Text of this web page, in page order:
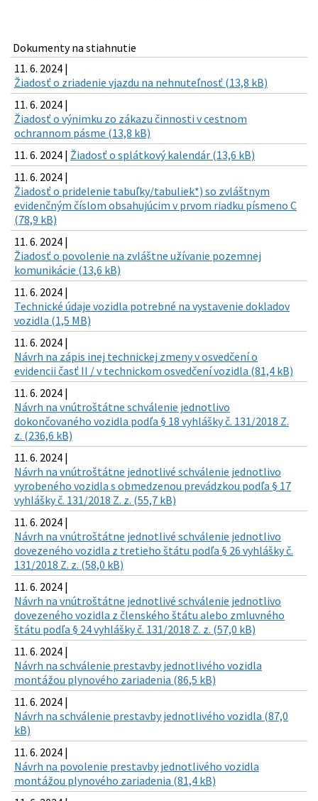
Dokumenty na stiahnutie
11. 6. 2024 |
Žiadosť o zriadenie vjazdu na nehnuteľnosť (13,8 kB)
11. 6. 2024 |
Žiadosť o výnimku zo zákazu činnosti v cestnom
ochrannom pásme (13,8 kB)
11. 6. 2024 | Žiadosť o splátkový kalendár (13,6 kB)
11. 6. 2024 |
Žiadosť o pridelenie tabuľky/tabuliek*) so zvláštnym
evidenčným číslom obsahujúcim v prvom riadku písmeno C
(78,9 kB)
11. 6. 2024 |
Žiadosť o povolenie na zvláštne užívanie pozemnej
komunikácie (13,6 kB)
11. 6. 2024 |
Technické údaje vozidla potrebné na vystavenie dokladov
vozidla (1,5 MB)
11. 6. 2024 |
Návrh na zápis inej technickej zmeny v osvedčení o
evidencii časť II / v technickom osvedčení vozidla (81,4 kB)
11. 6. 2024 |
Návrh na vnútroštátne schválenie jednotlivo
dokončovaného vozidla podľa § 18 vyhlášky č. 131/2018 Z.
z. (236,6 kB)
11. 6. 2024 |
Návrh na vnútroštátne jednotlivé schválenie jednotlivo
vyrobeného vozidla s obmedzenou prevádzkou podľa § 17
vyhlášky č. 131/2018 Z. z. (55,7 kB)
11. 6. 2024 |
Návrh na vnútroštátne jednotlivé schválenie jednotlivo
dovezeného vozidla z tretieho štátu podľa § 26 vyhlášky č.
131/2018 Z. z. (58,0 kB)
11. 6. 2024 |
Návrh na vnútroštátne jednotlivé schválenie jednotlivo
dovezeného vozidla z členského štátu alebo zmluvného
štátu podľa § 24 vyhlášky č. 131/2018 Z. z. (57,0 kB)
11. 6. 2024 |
Návrh na schválenie prestavby jednotlivého vozidla
montážou plynového zariadenia (86,5 kB)
11. 6. 2024 |
Návrh na schválenie prestavby jednotlivého vozidla (87,0
kB)
11. 6. 2024 |
Návrh na povolenie prestavby jednotlivého vozidla
montážou plynového zariadenia (81,4 kB)